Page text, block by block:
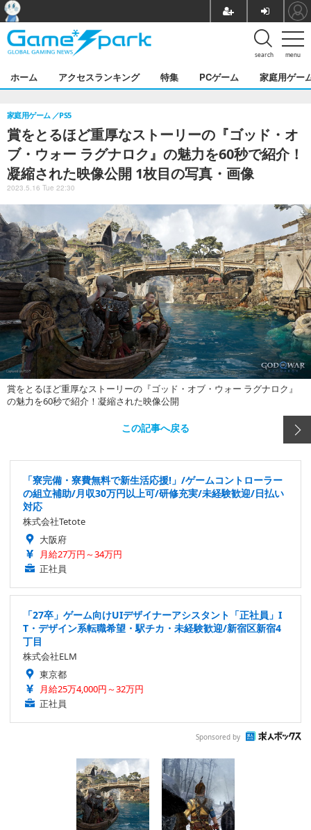
menu
search
ホーム アクセスランキング 特集 PCゲーム 家庭用ゲー
賞をとるほど重厚なストーリーの『ゴッド・オ
ブ・ウォー ラグナロク』の魅力を60秒で紹介！
凝縮された映像公開 1枚目の写真・画像
家庭用ゲーム PS5
2023.5.16 Tue 22:30
賞をとるほど重厚なストーリーの『ゴッド・オブ・ウォー ラグナロク』
の魅力を60秒で紹介！凝縮された映像公開
この記事へ戻る
「寮完備・寮費無料で新生活応援!」/ゲームコントローラー
の組立補助/月収30万円以上可/研修充実/未経験歓迎/日払い
対応
株式会社Tetote
大阪府
月給27万円～34万円
正社員
「27卒」ゲーム向けUIデザイナーアシスタント「正社員」I
T・デザイン系転職希望・駅チカ・未経験歓迎/新宿区新宿4
丁目
株式会社ELM
東京都
月給25万4,000円～32万円
正社員
Sponsored by